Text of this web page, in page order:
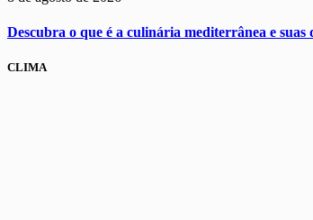
Descubra o que é a culinária mediterrânea e suas
CLIMA